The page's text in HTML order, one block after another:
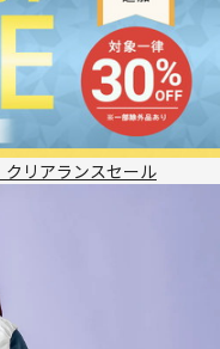
クリアランスセール